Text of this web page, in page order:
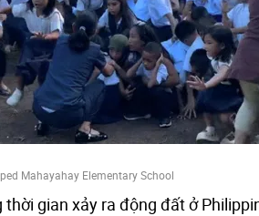
Mahayahay Elementary School
thời gian xảy ra động đất ở